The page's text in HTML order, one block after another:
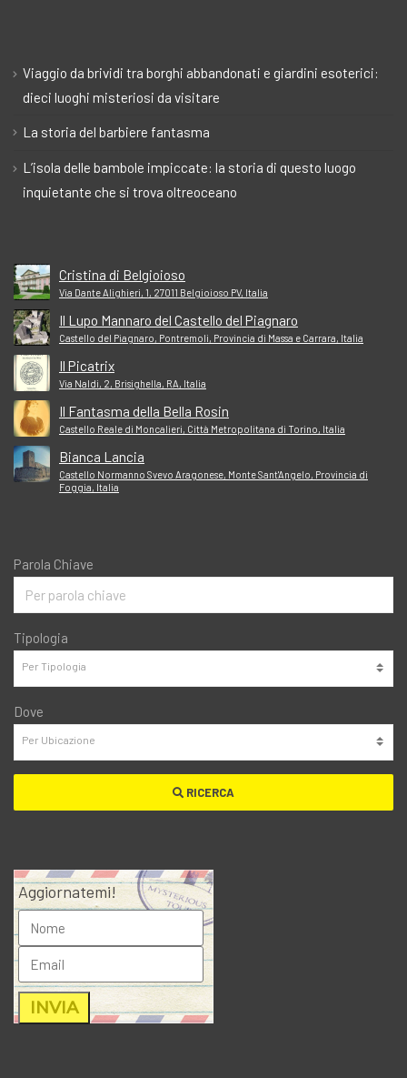
Viaggio da brividi tra borghi abbandonati e giardini esoterici:
dieci luoghi misteriosi da visitare
La storia del barbiere fantasma
L’isola delle bambole impiccate: la storia di questo luogo
inquietante che si trova oltreoceano
Cristina di Belgioioso
Via Dante Alighieri, 1, 27011 Belgioioso PV, Italia
Il Lupo Mannaro del Castello del Piagnaro
Castello del Piagnaro, Pontremoli, Provincia di Massa e Carrara, Italia
Il Picatrix
Via Naldi, 2, Brisighella, RA, Italia
Il Fantasma della Bella Rosin
Castello Reale di Moncalieri, Città Metropolitana di Torino, Italia
Bianca Lancia
Castello Normanno Svevo Aragonese, Monte Sant'Angelo, Provincia di
Foggia, Italia
Parola Chiave
Tipologia
Dove
RICERCA
Aggiornatemi!